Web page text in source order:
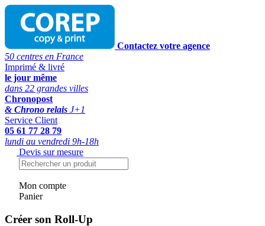
Contactez votre agence
50 centres en France
Imprimé & livré
le jour même
dans 22 grandes villes
Chronopost
& Chrono relais J+1
Service Client
05 61 77 28 79
lundi au vendredi 9h-18h
Devis sur mesure
Mon compte
Panier
Créer son Roll-Up